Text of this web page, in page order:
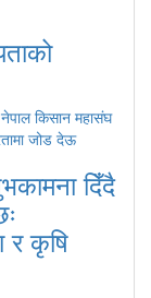
दिँदै
र कृषि